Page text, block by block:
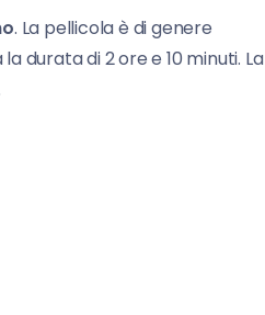
. La pellicola è di genere
durata di 2 ore e 10 minuti. La